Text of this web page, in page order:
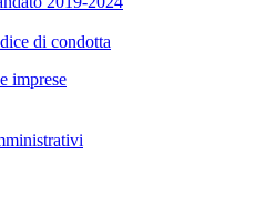
di condotta
imprese